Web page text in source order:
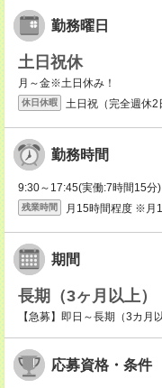
勤務曜日
土日祝休
月～金※土日休み！
休日休暇 土日祝（完全週休
勤務時間
9:30～17:45(実働:7時間15分
残業時間 月15時間程度 ※月
期間
長期（3ヶ月以上）
【急募】即日～長期（3カ月
応募資格・条件